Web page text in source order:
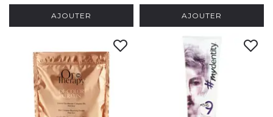
AJOUTER AJOUTER